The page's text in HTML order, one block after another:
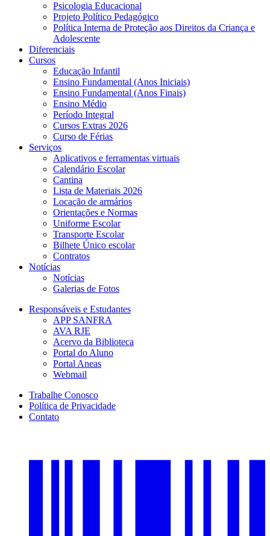
Psicologia Educacional
Projeto Político Pedagógico
Política Interna de Proteção aos Direitos da Criança e
Adolescente
Diferenciais
Cursos
Educação Infantil
Ensino Fundamental (Anos Iniciais)
Ensino Fundamental (Anos Finais)
Ensino Médio
Período Integral
Cursos Extras 2026
Curso de Férias
Serviços
Aplicativos e ferramentas virtuais
Calendário Escolar
Cantina
Lista de Materiais 2026
Locação de armários
Orientações e Normas
Uniforme Escolar
Transporte Escolar
Bilhete Único escolar
Contratos
Notícias
Notícias
Galerias de Fotos
Responsáveis e Estudantes
APP SANFRA
AVA RJE
Acervo da Biblioteca
Portal do Aluno
Portal Aneas
Webmail
Trabalhe Conosco
Política de Privacidade
Contato